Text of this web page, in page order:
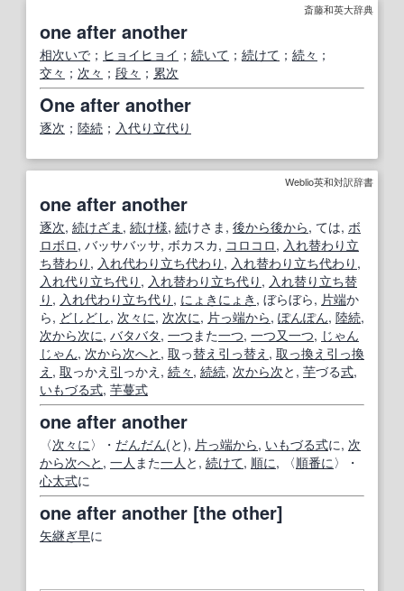
斎藤和英大辞典
one after another
相次いで ； ヒョイヒョイ ； 続いて ； 続けて ； 続々 ；
交々 ； 次々 ； 段々 ； 累次
One after another
逐次 ； 陸続 ； 入代り立代り
Weblio英和対訳辞書
one after another
逐次, 続けざま , 続け様, 続けさま, 後から後から, ては, ボ
ロボロ, バッサバッサ, ボカスカ, コロコロ, 入れ替わり立
ち替わり , 入れ代わり立ち代わり , 入れ替わり 立ち代わり ,
入れ代り立ち代り , 入れ替わり 立ち代り , 入れ替り 立ち替
り , 入れ代わり 立ち代り , にょきにょき , ぼらぼら, 片端か
ら, どしどし, 次々に, 次次に, 片っ端から, ぽんぽん, 陸続,
次から次に, バタバタ, 一つ また一つ, 一つ又一つ, じゃん
じゃん, 次から次へと , 取 っ替え 引っ替え , 取っ換え引っ換
え , 取 っかえ 引 っかえ, 続々 , 続続, 次から次と, 芋づる式,
いもづる式, 芋蔓式
one after another
〈次々に 〉・ だんだん(と), 片っ端から, いもづる式に, 次
から次へと , 一人 また一人 と, 続けて, 順に, 〈順番に 〉・
心太式に
one after another [the other]
矢継ぎ早に